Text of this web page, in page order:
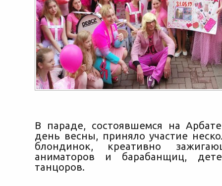
В параде, состоявшемся на
день весны, приняло участие
блондинок, креативно
аниматоров и барабанщиц,
танцоров.